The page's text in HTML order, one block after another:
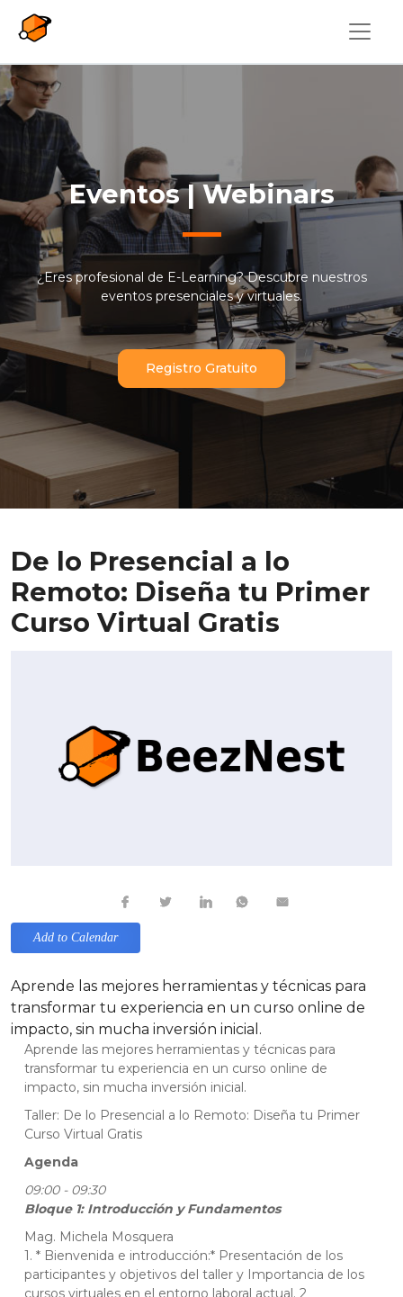
Eventos | Webinars
¿Eres profesional de E-Learning? Descubre nuestros
eventos presenciales y virtuales.
Registro Gratuito
De lo Presencial a lo
Remoto: Diseña tu Primer
Curso Virtual Gratis
Add to Calendar
Aprende las mejores herramientas y técnicas para
transformar tu experiencia en un curso online de
impacto, sin mucha inversión inicial.
Aprende las mejores herramientas y técnicas para
transformar tu experiencia en un curso online de
impacto, sin mucha inversión inicial.
Taller: De lo Presencial a lo Remoto: Diseña tu Primer
Curso Virtual Gratis
Agenda
09:00 - 09:30
Bloque 1: Introducción y Fundamentos
Mag. Michela Mosquera
1. * Bienvenida e introducción:* Presentación de los
participantes y objetivos del taller y Importancia de los
cursos virtuales en el entorno laboral actual. 2